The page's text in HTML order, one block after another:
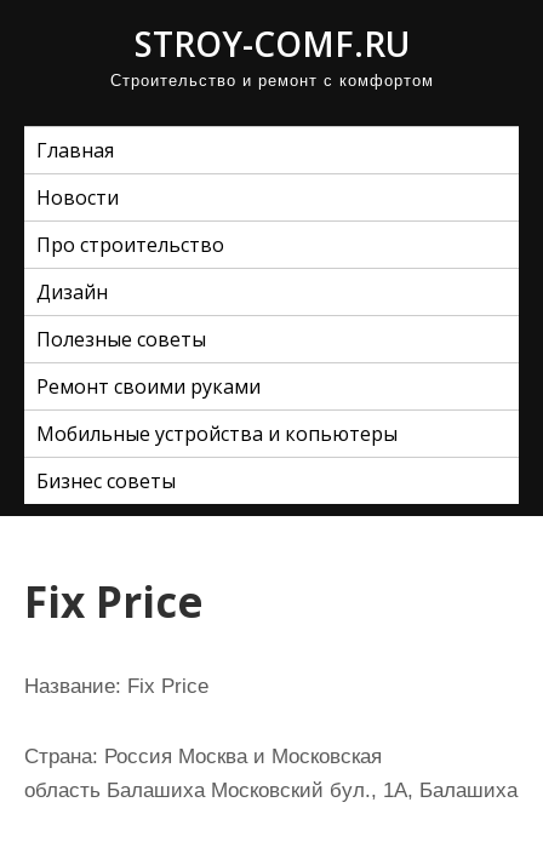
STROY-COMF.RU
Строительство и ремонт с комфортом
Главная
Новости
Про строительство
Дизайн
Полезные советы
Ремонт своими руками
Мобильные устройства и копьютеры
Бизнес советы
Fix Price
Название: Fix Price
Страна: Россия Москва и Московская
область Балашиха Московский бул., 1А, Балашиха